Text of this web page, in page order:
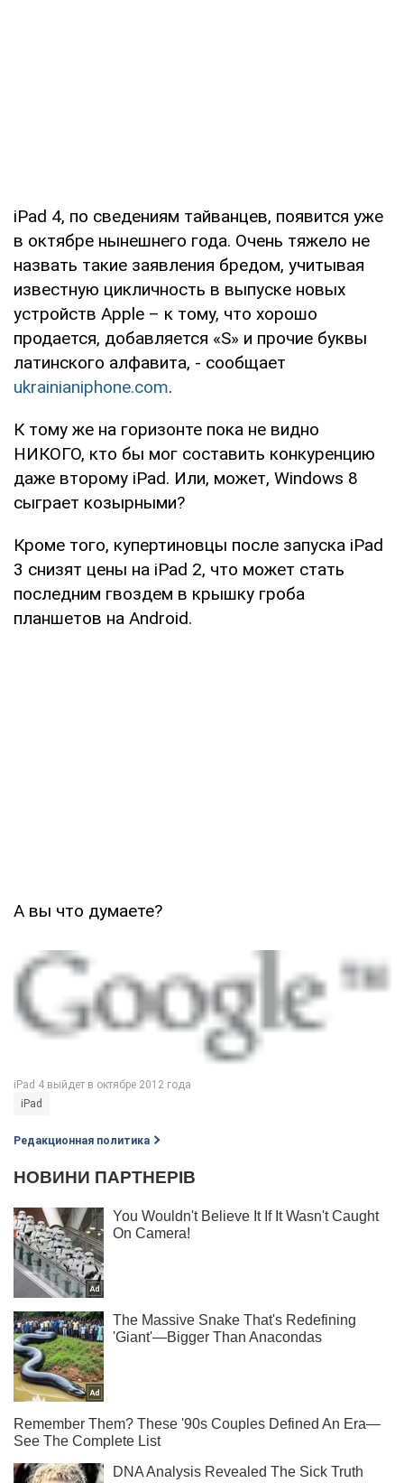
iPad 4, по сведениям тайванцев, появится уже
в октябре нынешнего года. Очень тяжело не
назвать такие заявления бредом, учитывая
известную цикличность в выпуске новых
устройств Apple – к тому, что хорошо
продается, добавляется «S» и прочие буквы
латинского алфавита, - сообщает
ukrainianiphone.com.
К тому же на горизонте пока не видно
НИКОГО, кто бы мог составить конкуренцию
даже второму iPad. Или, может, Windows 8
сыграет козырными?
Кроме того, купертиновцы после запуска iPad
3 снизят цены на iPad 2, что может стать
последним гвоздем в крышку гроба
планшетов на Android.
А вы что думаете?
iPad
Редакционная политика